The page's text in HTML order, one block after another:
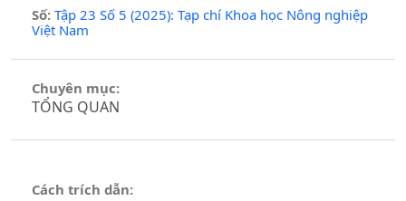
Số: Tập 23 Số 5 (2025): Tạp chí Khoa học Nông nghiệp
Việt Nam
Chuyên mục:
TỔNG QUAN
Cách trích dẫn: